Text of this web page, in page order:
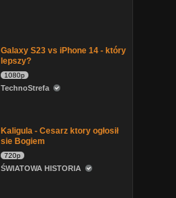
Galaxy S23 vs iPhone 14 - który
lepszy?
1080p
TechnoStrefa
Kaligula - Cesarz ktory ogłosił
sie Bogiem
720p
ŚWIATOWA HISTORIA